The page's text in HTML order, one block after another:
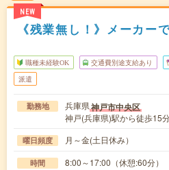
NEW
《残業無し！》メーカー
職種未経験OK 交通費別途支給あり
派遣
勤務地 兵庫県神戸市中央区
神戸(兵庫県)駅から徒歩15
曜日頻度 月～金(土日休み）
時間 8:00～17:00（休憩:60分）